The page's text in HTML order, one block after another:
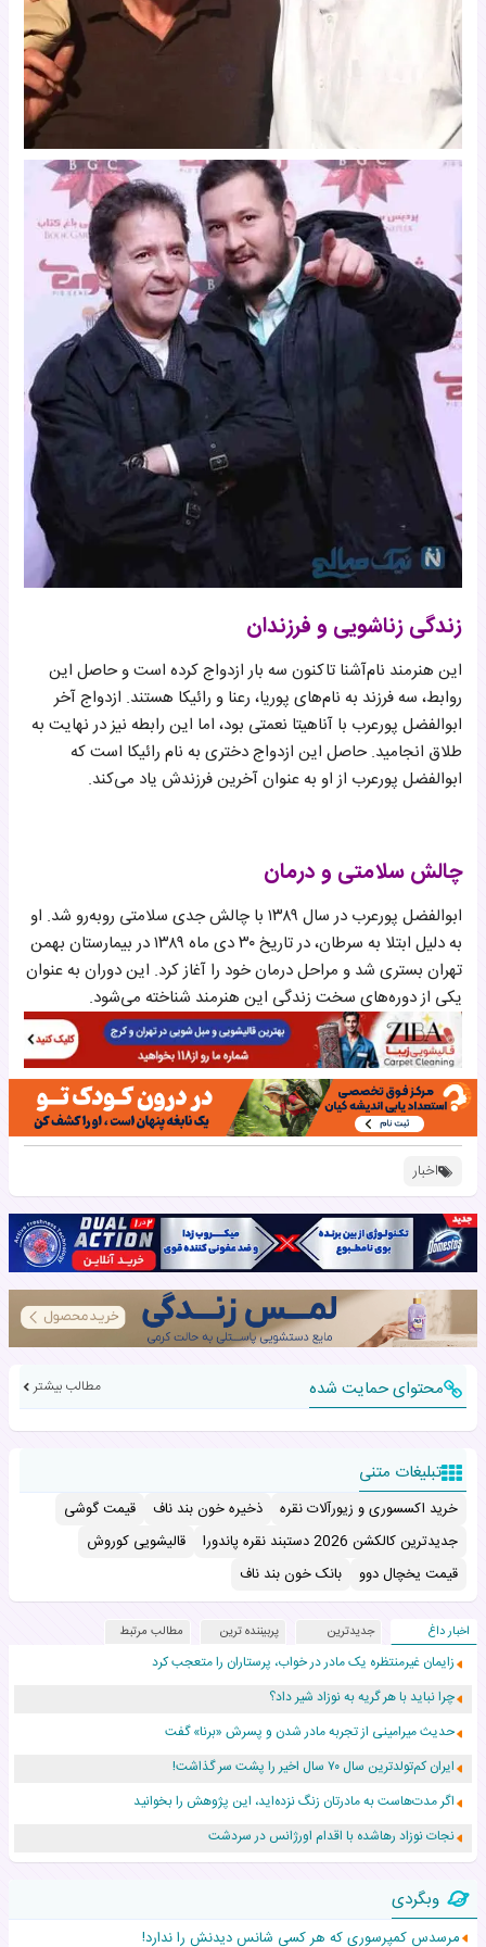
زندگی زناشویی و فرزندان
این هنرمند نام‌آشنا تاکنون سه بار ازدواج کرده است و حاصل این
روابط، سه فرزند به نام‌های پوریا، رعنا و رائیکا هستند. ازدواج آخر
ابوالفضل پورعرب با آناهیتا نعمتی بود، اما این رابطه نیز در نهایت به
طلاق انجامید. حاصل این ازدواج دختری به نام رائیکا است که
ابوالفضل پورعرب از او به عنوان آخرین فرزندش یاد می‌کند.
چالش سلامتی و درمان
ابوالفضل پورعرب در سال ۱۳۸۹ با چالش جدی سلامتی روبه‌رو شد. او
به دلیل ابتلا به سرطان، در تاریخ ۳۰ دی ماه ۱۳۸۹ در بیمارستان بهمن
تهران بستری شد و مراحل درمان خود را آغاز کرد. این دوران به عنوان
یکی از دوره‌های سخت زندگی این هنرمند شناخته می‌شود.
اخبار
محتوای حمایت شده مطالب بیشتر
تبلیغات متنی
خرید اکسسوری و زیورآلات نقره ذخیره خون بند ناف
قیمت گوشی
جدیدترین کالکشن 2026 دستبند نقره پاندورا
قالیشویی کوروش
قیمت یخچال دوو
بانک خون بند ناف
اخبار داغ جدیدترین پربیننده ترین مطالب مرتبط
زایمان غیرمنتظره یک مادر در خواب، پرستاران را متعجب کرد
چرا نباید با هر گریه به نوزاد شیر داد؟
حدیث میرامینی از تجربه مادر شدن و پسرش «برنا» گفت
ایران کم‌تولدترین سال ۷۰ سال اخیر را پشت سر گذاشت!
اگر مدت‌هاست به مادرتان زنگ نزده‌اید، این پژوهش را بخوانید
نجات نوزاد رهاشده با اقدام اورژانس در سردشت
زن ۲۴ ساله پس از درمان سرطان رحم، مادر شد
افزایش قد این دختر، چند میلیون دلار برای پدرش خرج داشته
وبگردی
مرسدس کمپرسوری که هر کسی شانس دیدنش را ندارد!